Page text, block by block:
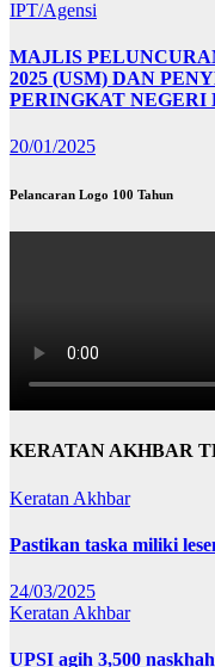
IPT/Agensi
MAJLIS
2025 (USM) DAN
PERINGKAT NEGERI
20/01/2025
Pelancaran Logo 100 Tahun
KERATAN AKHBAR
Keratan Akhbar
Pastikan taska miliki
24/03/2025
Keratan Akhbar
UPSI agih 3,500